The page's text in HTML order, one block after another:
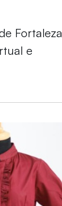
Fortaleza
e